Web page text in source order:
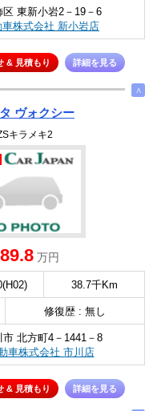
東新小岩2－19－6
車株式会社 新小岩店
& 見積もり 詳細を見る
∧
ヴォクシー
キラメキ2
万円
38.7千Km
修復歴 : 無し
北方町4－1441－8
車株式会社 市川店
& 見積もり 詳細を見る